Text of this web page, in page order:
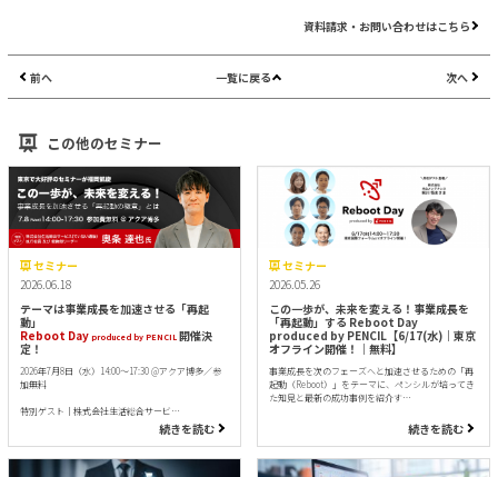
資料請求・お問い合わせはこちら
前へ 一覧に戻る 次へ
この他のセミナー
セミナー
2026.06.18
テーマは事業成長を加速させる「再起
動」
Reboot Dayproduced by PENCIL 開催決
定！
2026年7月8日（水）14:00～17:30 @アクア博多／参
加無料
特別ゲスト｜株式会社生活総合サービ…
続きを読む
セミナー
2026.05.26
この一歩が、未来を変える！事業成長を
「再起動」する Reboot Day
produced by PENCIL【6/17(水)｜東京
オフライン開催！｜無料】
事業成長を次のフェーズへと加速させるための「再
起動（Reboot）」をテーマに、ペンシルが培ってき
た知見と最新の成功事例を紹介す…
続きを読む